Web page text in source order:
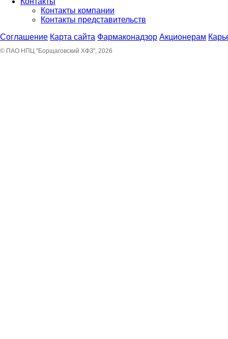
Контакты компании
Контакты представительств
Соглашение Карта сайта Фармаконадзор Акционерам
© ПАО НПЦ "Борщаговский ХФЗ", 2026